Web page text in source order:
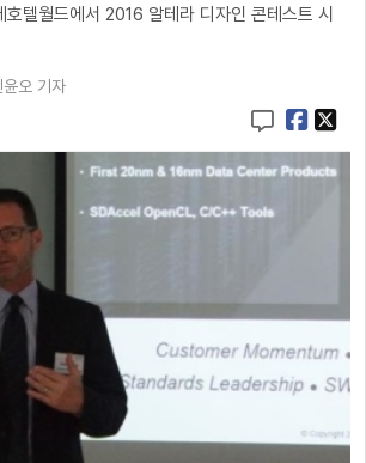
텔월드에서 2016 알테라 디자인 콘테스트 시
윤오 기자